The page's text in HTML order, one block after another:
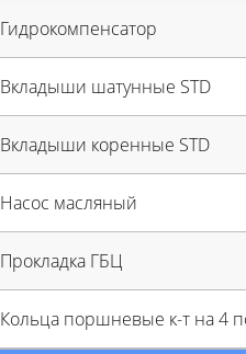
Гидрокомпенсатор
Вкладыши шатунные STD
Вкладыши коренные STD
Насос масляный
Прокладка ГБЦ
Кольца поршневые к-т на 4